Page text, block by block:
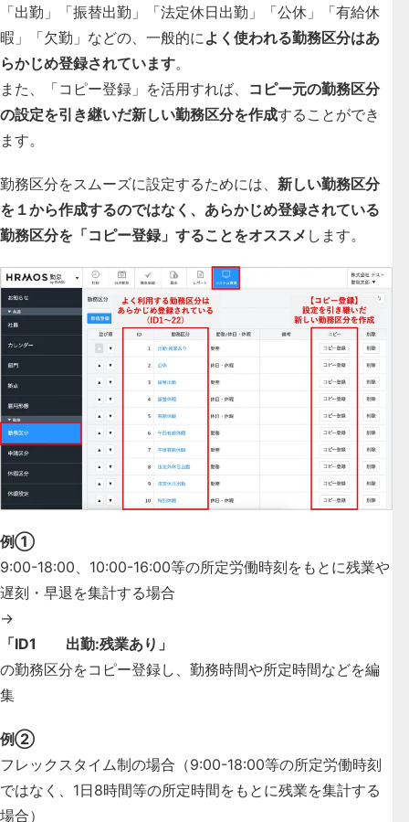
「出勤」「振替出勤」「法定休⽇出勤」「公休」「有給休
暇」「⽋勤」などの、一般的に よく使われる勤務区分はあ
らかじめ登録されています。
また、「コピー登録」を活用すれば、 コピー元の勤務区分
の設定を引き継いだ新しい勤務区分を作成することができ
ます。
勤務区分をスムーズに設定するためには、 新しい勤務区分
を１から作成するのではなく、あらかじめ登録されている
勤務区分を「コピー登録」することをオススメ します。
例①
9:00-18:00、10:00-16:00等の所定労働時刻をもとに残業や
遅刻・早退を集計する場合
→
「ID1 出勤:残業あり」
の勤務区分をコピー登録し、勤務時間や所定時間などを編
集
例②
フレックスタイム制の場合（9:00-18:00等の所定労働時刻
ではなく、1日8時間等の所定時間をもとに残業を集計する
場合）